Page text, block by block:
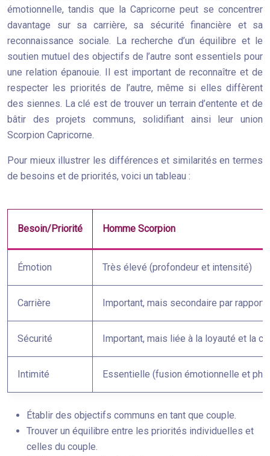
émotionnelle, tandis que la Capricorne peut se concentrer
davantage sur sa carrière, sa sécurité financière et sa
reconnaissance sociale. La recherche d’un équilibre et le
soutien mutuel des objectifs de l’autre sont essentiels pour
une relation épanouie. Il est important de reconnaître et de
respecter les priorités de l’autre, même si elles diffèrent
des siennes. La clé est de trouver un terrain d’entente et de
bâtir des projets communs, solidifiant ainsi leur union
Scorpion Capricorne.
Pour mieux illustrer les différences et similarités en termes
de besoins et de priorités, voici un tableau :
Besoin/Priorité Homme Scorpion
Émotion Très élevé (profondeur et intensité)
Carrière Important, mais secondaire par rapport
Sécurité Important, mais liée à la loyauté et la
Intimité Essentielle (fusion émotionnelle et
Établir des objectifs communs en tant que couple.
Trouver un équilibre entre les priorités individuelles et
celles du couple.